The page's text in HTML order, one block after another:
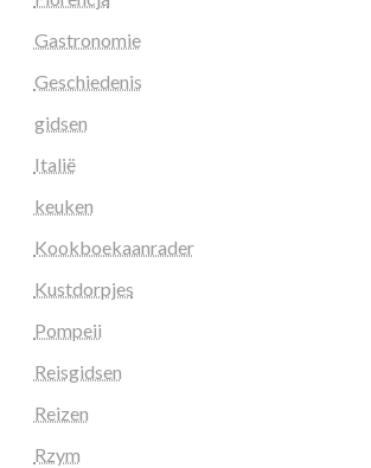
Gastronomie
Geschiedenis
gidsen
Italië
keuken
Kookboekaanrader
Kustdorpjes
Pompeii
Reisgidsen
Reizen
Rzym